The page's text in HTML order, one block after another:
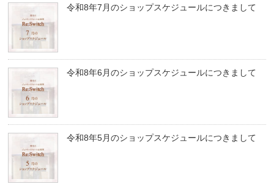
令和8年7月のショップスケジュールにつきまして
令和8年6月のショップスケジュールにつきまして
令和8年5月のショップスケジュールにつきまして